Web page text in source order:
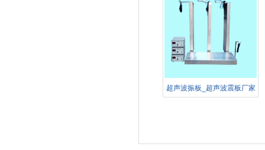
超声波振板_超声波震板厂家